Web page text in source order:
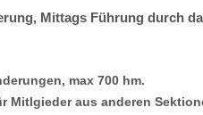
Mittags Führung durch
max 700 hm.
Mitlgieder aus anderen